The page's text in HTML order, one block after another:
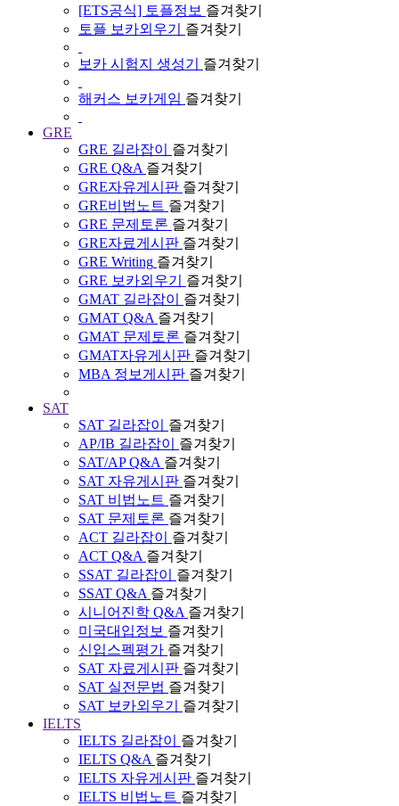
[ETS공식] 토플정보 즐겨찾기
토플 보카외우기
즐겨찾기
보카 시험지 생성기 즐겨찾기
해커스 보카게임 즐겨찾기
GRE
GRE 길라잡이
즐겨찾기
GRE Q&A 즐겨찾기
GRE자유게시판 즐겨찾기
GRE비법노트 즐겨찾기
GRE 문제토론 즐겨찾기
GRE자료게시판 즐겨찾기
GRE Writing 즐겨찾기
GRE 보카외우기
즐겨찾기
GMAT 길라잡이
즐겨찾기
GMAT Q&A 즐겨찾기
GMAT 문제토론 즐겨찾기
GMAT자유게시판 즐겨찾기
MBA 정보게시판 즐겨찾기
SAT
SAT 길라잡이
즐겨찾기
AP/IB 길라잡이
즐겨찾기
SAT/AP Q&A 즐겨찾기
SAT 자유게시판 즐겨찾기
SAT 비법노트 즐겨찾기
SAT 문제토론 즐겨찾기
ACT 길라잡이
즐겨찾기
ACT Q&A 즐겨찾기
SSAT 길라잡이
즐겨찾기
SSAT Q&A 즐겨찾기
시니어진학 Q&A 즐겨찾기
미국대입정보 즐겨찾기
신입스펙평가 즐겨찾기
SAT 자료게시판 즐겨찾기
SAT 실전문법 즐겨찾기
SAT 보카외우기
즐겨찾기
IELTS
IELTS 길라잡이
즐겨찾기
IELTS Q&A 즐겨찾기
IELTS 자유게시판 즐겨찾기
IELTS 비법노트 즐겨찾기